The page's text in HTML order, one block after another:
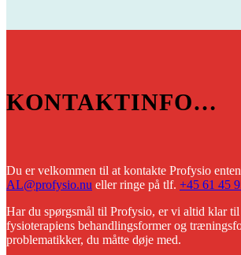
KONTAKTINFO…
Du er velkommen til at kontakte Profysio
AL@profysio.nu eller ringe på tlf. +45 61 45
Har du spørgsmål til Profysio, er vi altid klar
fysioterapiens behandlingsformer og
problematikker, du måtte døje med.